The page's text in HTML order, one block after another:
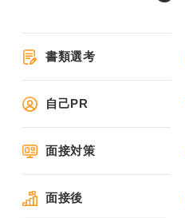
書類選考
自己PR
面接対策
面接後